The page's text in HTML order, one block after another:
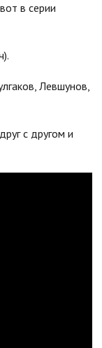
в серии
Левшунов,
с другом и